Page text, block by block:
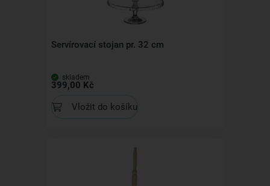
Servírovací stojan pr. 32 cm
skladem
399,00 Kč
Vložit do košíku